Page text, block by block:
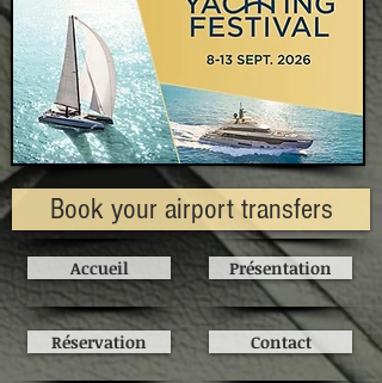
Book your airport transfers
Accueil
Réservation
Présentation
Contact